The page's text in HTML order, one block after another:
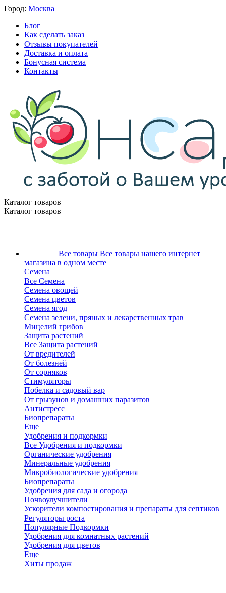
Город: Москва
Блог
Как сделать заказ
Отзывы покупателей
Доставка и оплата
Бонусная система
Контакты
Каталог товаров
Каталог товаров
Все товары Все товары нашего интернет
магазина в одном месте
Семена
Все Семена
Семена овощей
Семена цветов
Семена ягод
Семена зелени, пряных и лекарственных трав
Мицелий грибов
Защита растений
Все Защита растений
От вредителей
От болезней
От сорняков
Стимуляторы
Побелка и садовый вар
От грызунов и домашних паразитов
Антистресс
Биопрепараты
Еще
Удобрения и подкормки
Все Удобрения и подкормки
Органические удобрения
Минеральные удобрения
Микробиологические удобрения
Биопрепараты
Удобрения для сада и огорода
Почвоулучшители
Ускорители компостирования и препараты для септиков
Регуляторы роста
Популярные Подкормки
Удобрения для комнатных растений
Удобрения для цветов
Еще
Хиты продаж